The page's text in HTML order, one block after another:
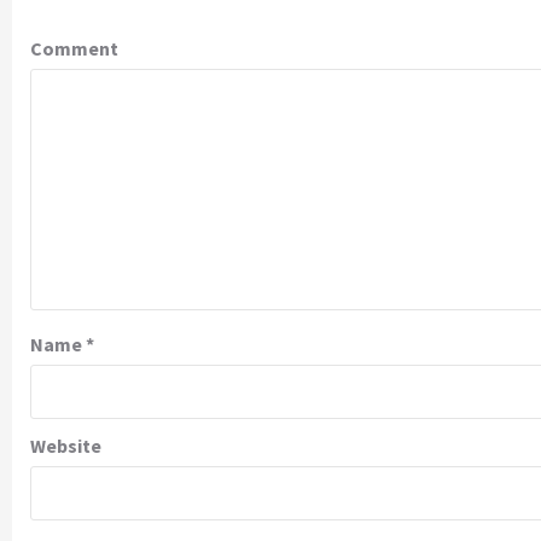
Comment
Name*
Website